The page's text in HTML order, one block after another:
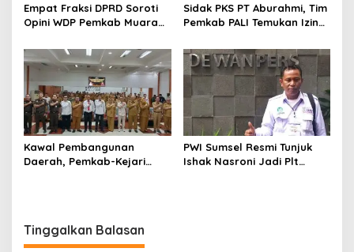
Empat Fraksi DPRD Soroti
Opini WDP Pemkab Muara
Kelola Keuangan
Sidak PKS PT Aburahmi, Tim
Pemkab PALI Temukan Izin
Kawal Pembangunan
Daerah, Pemkab-Kejari
PWI Sumsel Resmi Tunjuk
Ishak Nasroni Jadi Plt
Tinggalkan Balasan